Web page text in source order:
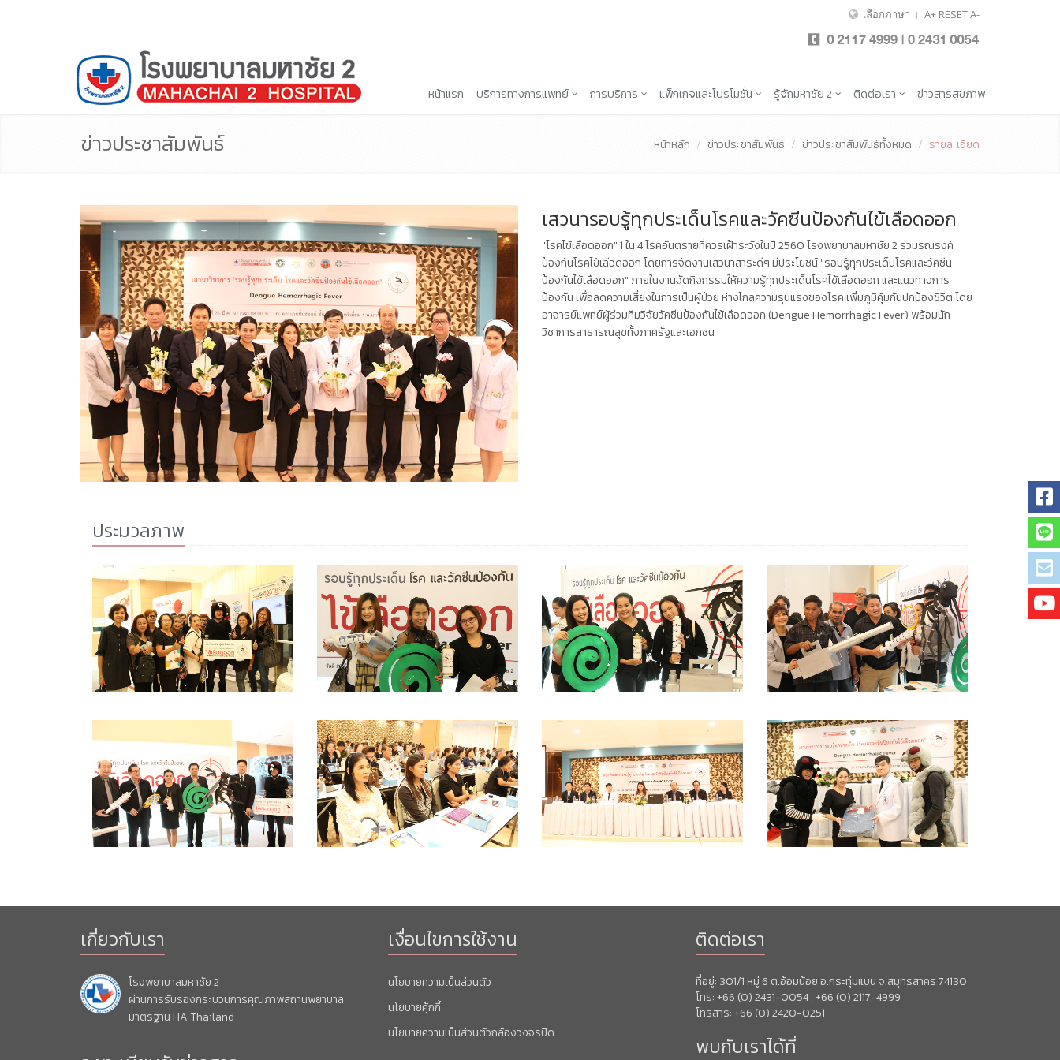
เลือกภาษา A+ RESETA-
หน้าแรก บริการทางการแพทย์ การบริการ แพ็กเกจและโปรโมชั่น รู้จักมหาชัย 2 ติดต่อเรา ข่าวสารสุขภาพ
ข่าวประชาสัมพันธ์ หน้าหลัก ข่าวประชาสัมพันธ์ ข่าวประชาสัมพันธ์ทั้งหมด รายละเอียด
เสวนารอบรู้ทุกประเด็นโรคและวัคซีนป้องกันไข้เลือดออก
"โรคไข้เลือดออก" 1 ใน 4 โรคอันตรายที่ควรเฝ้าระวังในปี 2560 โรงพยาบาลมหาชัย 2 ร่วมรณรงค์
ป้องกันโรคไข้เลือดออก โดยการจัดงานเสวนาสาระดีๆ มีประโยชน์ "รอบรู้ทุกประเด็นโรคและวัคซีน
ป้องกันไข้เลือดออก" ภายในงานจัดกิจกรรมให้ความรู้ทุกประเด็นโรคไข้เลือดออก และแนวทางการ
ป้องกัน เพื่อลดความเสี่ยงในการเป็นผู้ป่วย ห่างไกลความรุนแรงของโรค เพิ่มภูมิคุ้มกันปกป้องชีวิต โดย
อาจารย์แพทย์ผู้ร่วมทีมวิจัยวัคซีนป้องกันไข้เลือดออก (Dengue Hemorrhagic Fever) พร้อมนัก
วิชาการสาธารณสุขทั้งภาครัฐและเอกชน
ประมวลภาพ
เกี่ยวกับเรา
โรงพยาบาลมหาชัย 2
ผ่านการรับรองกระบวนการคุณภาพสถานพยาบาล
มาตรฐาน HA Thailand
เงื่อนไขการใช้งาน
นโยบายความเป็นส่วนตัว
นโยบายคุ้กกี้
นโยบายความเป็นส่วนตัวกล้องวงจรปิด
ติดต่อเรา
ที่อยู่: 301/1 หมู่ 6 ต.อ้อมน้อย อ.กระทุ่มแบน จ.สมุทรสาคร 74130
โทร: +66 (0) 2431-0054 , +66 (0) 2117-4999
โทรสาร: +66 (0) 2420-0251
พบกับเราได้ที่